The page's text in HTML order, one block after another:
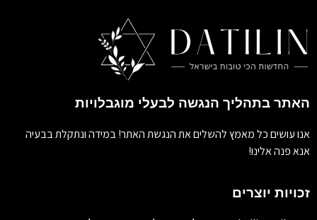
האתר בתהליך הנגשה לבעלי מוגבלויות
אנו עושים כל מאמץ להשלים את הנגשת האתר! במידה ונתקלת בבעיה
אנא פנה אלינו!
זכויות יוצרים